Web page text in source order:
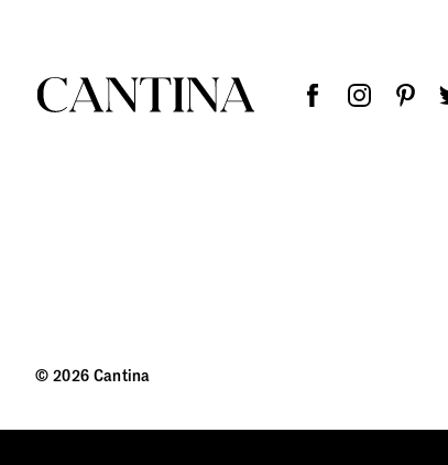
© 2026 Cantina